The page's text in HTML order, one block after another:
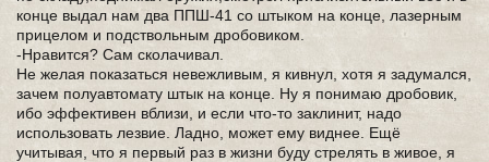
конце выдал нам два ППШ-41 со штыком на конце, лазерным
прицелом и подствольным дробовиком.
-Нравится? Сам сколачивал.
Не желая показаться невежливым, я кивнул, хотя я задумался,
зачем полуавтомату штык на конце. Ну я понимаю дробовик,
ибо эффективен вблизи, и если что-то заклинит, надо
использовать лезвие. Ладно, может ему виднее. Ещё
учитывая, что я первый раз в жизни буду стрелять в живое, я